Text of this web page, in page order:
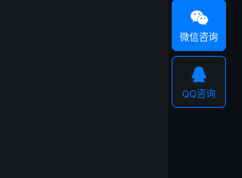

微信咨询

QQ咨询